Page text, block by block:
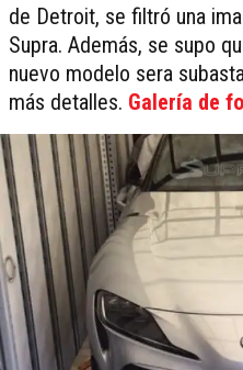
de Detroit, se filtró una
Supra. Además, se supo
nuevo modelo sera
más detalles. Galería de